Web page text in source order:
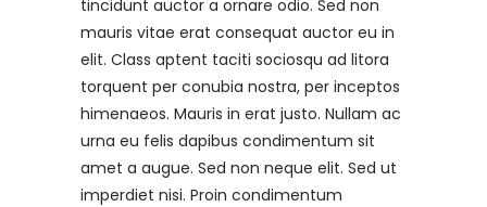
tincidunt auctor a ornare odio. Sed non
mauris vitae erat consequat auctor eu in
elit. Class aptent taciti sociosqu ad litora
torquent per conubia nostra, per inceptos
himenaeos. Mauris in erat justo. Nullam ac
urna eu felis dapibus condimentum sit
amet a augue. Sed non neque elit. Sed ut
imperdiet nisi. Proin condimentum